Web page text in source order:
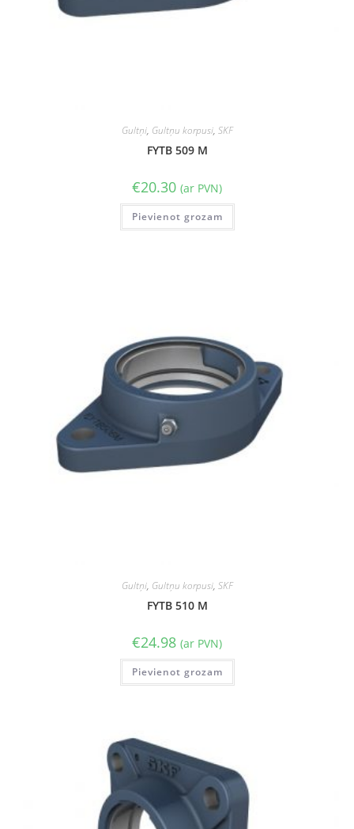
Gultņi, Gultņu korpusi, SKF
FYTB 509 M
€20.30 (ar PVN)
Pievienot grozam
Gultņi, Gultņu korpusi, SKF
FYTB 510 M
€24.98 (ar PVN)
Pievienot grozam